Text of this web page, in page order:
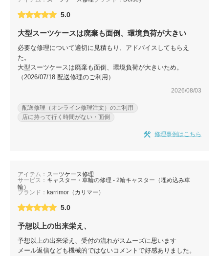
5.0
大型スーツケースは廃棄も面倒、環境負荷が大きい
必要な修理について適切に見積もり、アドバイスしてもらえ
た。
大型スーツケースは廃棄も面倒、環境負荷が大きいため。
（2026/07/18 配送修理のご利用）
2026/08/03
配送修理（オンライン修理注文）のご利用
店に持って行く時間がない・面倒
修理事例はこちら
アイテム： スーツケース修理
サービス： キャスター・車輪の修理 - 2輪キャスター（埋め込み車
輪）
ブランド： karrimor（カリマー）
5.0
予想以上の出来栄え、
予想以上の出来栄え、受付の流れがスムーズに思います
メール返信なども機械的ではないコメントで好感ありました。